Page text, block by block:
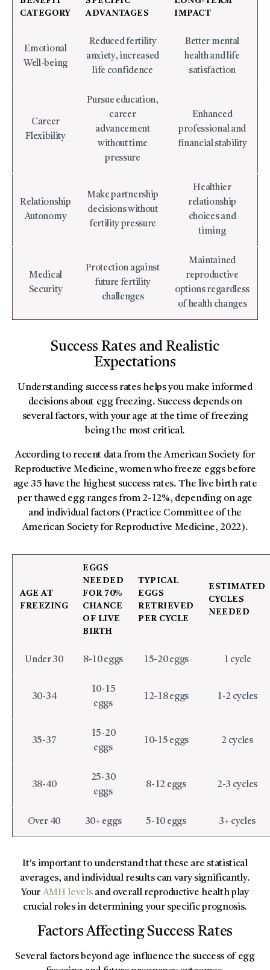
CATEGORY
ADVANTAGES
IMPACT
Emotional
Well-being
Reduced fertility
anxiety, increased
life confidence
Better mental
health and life
satisfaction
Career
Flexibility
Pursue education,
career
advancement
without time
pressure
Enhanced
professional and
financial stability
Relationship
Autonomy
Make partnership
decisions without
fertility pressure
Healthier
relationship
choices and
timing
Medical
Security
Protection against
future fertility
challenges
Maintained
reproductive
options regardless
of health changes
Success Rates and Realistic
Expectations
Understanding success rates helps you make informed
decisions about egg freezing. Success depends on
several factors, with your age at the time of freezing
being the most critical.
According to recent data from the American Society for
Reproductive Medicine, women who freeze eggs before
age 35 have the highest success rates. The live birth rate
per thawed egg ranges from 2-12%, depending on age
and individual factors (Practice Committee of the
American Society for Reproductive Medicine, 2022).
AGE AT
FREEZING
EGGS
NEEDED
FOR 70%
CHANCE
OF LIVE
BIRTH
TYPICAL
EGGS
RETRIEVED
PER CYCLE
ESTIMATED
CYCLES
NEEDED
Under 30 8-10 eggs 15-20 eggs 1 cycle
30-34
10-15
eggs
12-18 eggs 1-2 cycles
35-37
15-20
eggs
10-15 eggs 2 cycles
38-40
25-30
eggs
8-12 eggs 2-3 cycles
Over 40 30+ eggs 5-10 eggs 3+ cycles
It's important to understand that these are statistical
averages, and individual results can vary significantly.
YourAMH levelsand overall reproductive health play
crucial roles in determining your specific prognosis.
Factors Affecting Success Rates
Several factors beyond age influence the success of egg